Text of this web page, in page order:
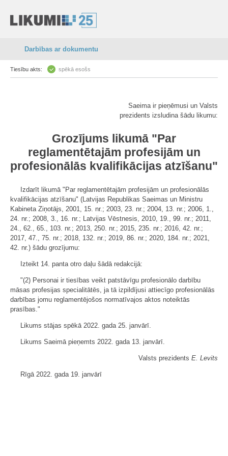
Darbības ar dokumentu
Tiesību akts: spēkā esošs
Saeima ir pieņēmusi un Valsts
prezidents izsludina šādu likumu:
Grozījums likumā "Par
reglamentētajām profesijām un
profesionālās kvalifikācijas atzīšanu"
Izdarīt likumā "Par reglamentētajām profesijām un profesionālās
kvalifikācijas atzīšanu" (Latvijas Republikas Saeimas un Ministru
Kabineta Ziņotājs, 2001, 15. nr.; 2003, 23. nr.; 2004, 13. nr.; 2006, 1.,
24. nr.; 2008, 3., 16. nr.; Latvijas Vēstnesis, 2010, 19., 99. nr.; 2011,
24., 62., 65., 103. nr.; 2013, 250. nr.; 2015, 235. nr.; 2016, 42. nr.;
2017, 47., 75. nr.; 2018, 132. nr.; 2019, 86. nr.; 2020, 184. nr.; 2021,
42. nr.) šādu grozījumu:
Izteikt 14. panta otro daļu šādā redakcijā:
"(2) Personai ir tiesības veikt patstāvīgu profesionālo darbību
māsas profesijas specialitātēs, ja tā izpildījusi attiecīgo profesionālās
darbības jomu reglamentējošos normatīvajos aktos noteiktās
prasības."
Likums stājas spēkā 2022. gada 25. janvārī.
Likums Saeimā pieņemts 2022. gada 13. janvārī.
Valsts prezidents E. Levits
Rīgā 2022. gada 19. janvārī